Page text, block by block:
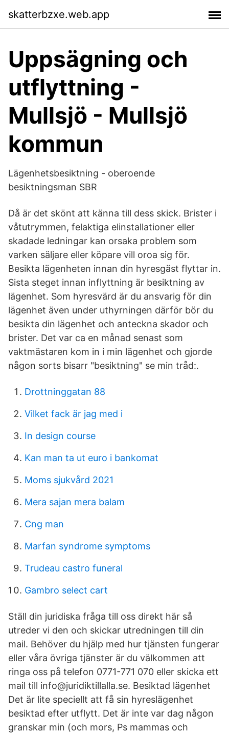
skatterbzxe.web.app
Uppsägning och
utflyttning -
Mullsjö - Mullsjö
kommun
Lägenhetsbesiktning - oberoende
besiktningsman SBR
Då är det skönt att känna till dess skick. Brister i
våtutrymmen, felaktiga elinstallationer eller
skadade ledningar kan orsaka problem som
varken säljare eller köpare vill oroa sig för.
Besikta lägenheten innan din hyresgäst flyttar in.
Sista steget innan inflyttning är besiktning av
lägenhet. Som hyresvärd är du ansvarig för din
lägenhet även under uthyrningen därför bör du
besikta din lägenhet och anteckna skador och
brister. Det var ca en månad senast som
vaktmästaren kom in i min lägenhet och gjorde
någon sorts bisarr "besiktning" se min tråd:.
Drottninggatan 88
Vilket fack är jag med i
In design course
Kan man ta ut euro i bankomat
Moms sjukvård 2021
Mera sajan mera balam
Cng man
Marfan syndrome symptoms
Trudeau castro funeral
Gambro select cart
Ställ din juridiska fråga till oss direkt här så
utreder vi den och skickar utredningen till din
mail. Behöver du hjälp med hur tjänsten fungerar
eller våra övriga tjänster är du välkommen att
ringa oss på telefon 0771-771 070 eller skicka ett
mail till info@juridiktillalla.se. Besiktad lägenhet
Det är lite speciellt att få sin hyreslägenhet
besiktad efter utflytt. Det är inte var dag någon
granskar min (och mors, Ps mammas och